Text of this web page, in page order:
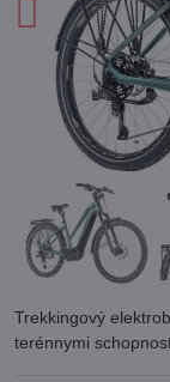
Trekkingový
terénnymi